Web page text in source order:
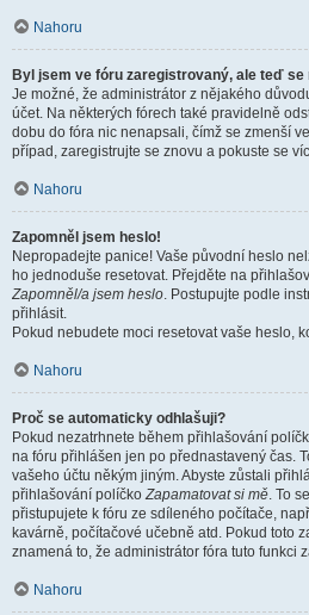
Nahoru
Byl jsem ve fóru zaregistrovaný, ale teď se
Je možné, že administrátor z nějakého
účet. Na některých fórech také pravidelně
dobu do fóra nic nenapsali, čímž se zmenší
případ, zaregistrujte se znovu a pokuste se
Nahoru
Zapomněl jsem heslo!
Nepropadejte panice! Vaše původní heslo
ho jednoduše resetovat. Přejděte na
Zapomněl/a jsem heslo. Postupujte podle
přihlásit.
Pokud nebudete moci resetovat vaše heslo,
Nahoru
Proč se automaticky odhlašuji?
Pokud nezatrhnete během přihlašování
na fóru přihlášen jen po přednastavený čas.
vašeho účtu někým jiným. Abyste zůstali
přihlašování políčkoZapamatovat si mě. To
přistupujete k fóru ze sdíleného počítače,
kavárně, počítačové učebně atd. Pokud toto
znamená to, že administrátor fóra tuto funkci
Nahoru